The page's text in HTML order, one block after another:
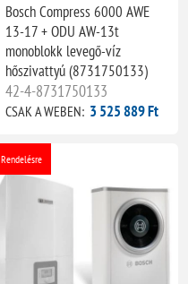
Bosch Compress 6000 AWE
13-17 + ODU AW-13t
monoblokk levegő-víz
hőszivattyú (8731750133)
42-4-8731750133
CSAK A WEBEN: 3 525 889 Ft
Rendelésre